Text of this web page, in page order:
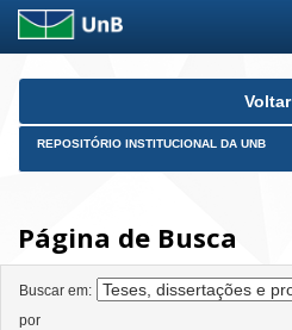
Skip
Voltar
REPOSITÓRIO INSTITUCIONAL DA UNB
Página de Busca
Buscar em:
por